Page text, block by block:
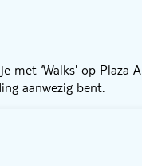
‘Walks' op Plaza
aanwezig bent.